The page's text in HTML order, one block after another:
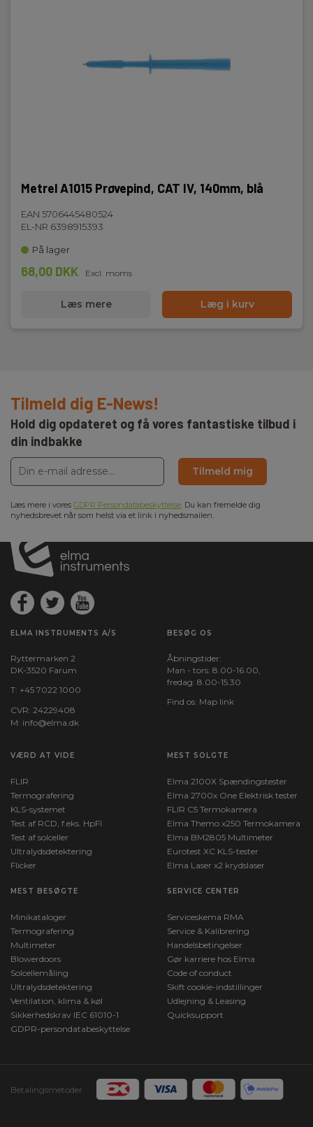
Metrel A1015 Prøvepind, CAT IV, 140mm, blå
EAN 5706445480524
EL-NR 6398915393
På lager
68,00 DKK Excl. moms
Læs mere Læg i kurv
Tilmeld dig E-News!
Hold dig opdateret og få vores fantastiske tilbud i
din indbakke
Tilmeld mig
Læs mere i vores GDPR Persondatabeskyttelse. Du kan fremelde dig
nyhedsbrevet når som helst via et link i nyhedsmailen.
ELMA INSTRUMENTS A/S
Ryttermarken 2
DK-3520 Farum
T: +45 7022 1000
CVR: 24229408
M: info@elma.dk
BESØG OS
Åbningstider:
Man - tors: 8.00-16.00,
fredag: 8.00-15.30
Find os: Map link
VÆRD AT VIDE
FLIR
Termografering
KLS-systemet
Test af RCD, f.eks. HpFI
Test af solceller
Ultralydsdetektering
Flicker
MEST SOLGTE
Elma 2100X Spændingstester
Elma 2700x One Elektrisk tester
FLIR C5 Termokamera
Elma Themo x250 Termokamera
Elma BM2805 Multimeter
Eurotest XC KLS-tester
Elma Laser x2 krydslaser
MEST BESØGTE
Minikataloger
Termografering
Multimeter
Blowerdoors
Solcellemåling
Ultralydsdetektering
Ventilation, klima & køl
Sikkerhedskrav IEC 61010-1
GDPR-persondatabeskyttelse
SERVICE CENTER
Serviceskema RMA
Service & Kalibrering
Handelsbetingelser
Gør karriere hos Elma
Code of conduct
Skift cookie-indstillinger
Udlejning & Leasing
Quicksupport
Betalingsmetoder